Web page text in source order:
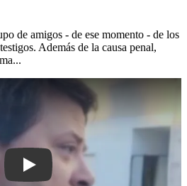
de amigos - de ese momento - de los
Además de la causa penal,
Play: “Se tendría que archivar la